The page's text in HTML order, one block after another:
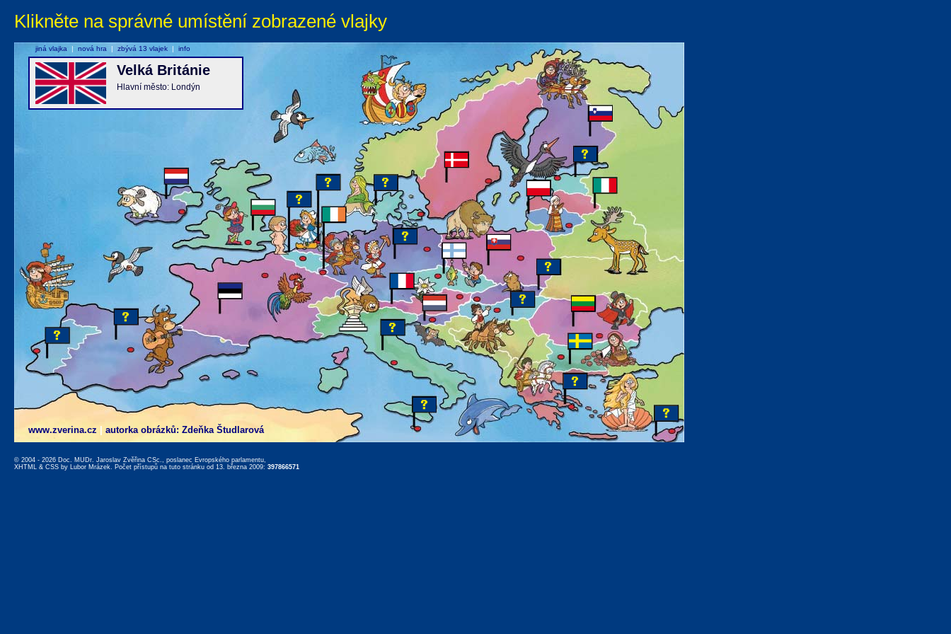
Klikněte na správné umístění zobrazené vlajky
www.zverina.cz autorka obrázků: Zdeňka Študlarová
Velká Británie
Hlavní město: Londýn
jiná vlajka | nová hra | zbývá 13 vlajek | info
© 2004 - 2026 Doc. MUDr. Jaroslav Zvěřina CSc., poslanec Evropského parlamentu,
XHTML & CSS by Lubor Mrázek. Počet přístupů na tuto stránku od 13. března 2009: 397866571